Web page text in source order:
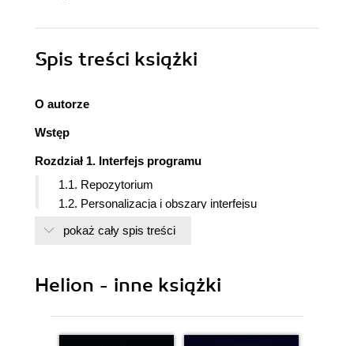
Spis treści książki
O autorze
Wstęp
Rozdział 1. Interfejs programu
1.1. Repozytorium
1.2. Personalizacja i obszary interfejsu
1.3. Ustawienia pliku
Manage
Signal Integrity
Simulation
pokaż cały spis treści
Helion - inne książki